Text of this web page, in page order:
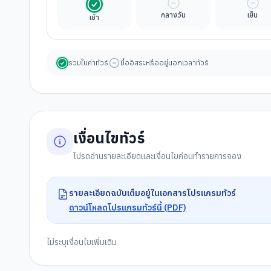
เช้า
รวมในค่าทัวร์
กลางวัน
มื้ออิสระ
เย็น
มื้ออิ
รวมในค่าทัวร์ มื้ออิสระหรืออยู่นอกเวลาทัวร์
เงื่อนไขทัวร์
โปรดอ่านรายละเอียดและเงื่อนไขก่อนทำรายการจอง
รายละเอียดฉบับเต็มอยู่ในเอกสารโปรแกรมทัวร์
ดาวน์โหลดโปรแกรมทัวร์นี้ (PDF)
ไม่ระบุเงื่อนไขเพิ่มเติม